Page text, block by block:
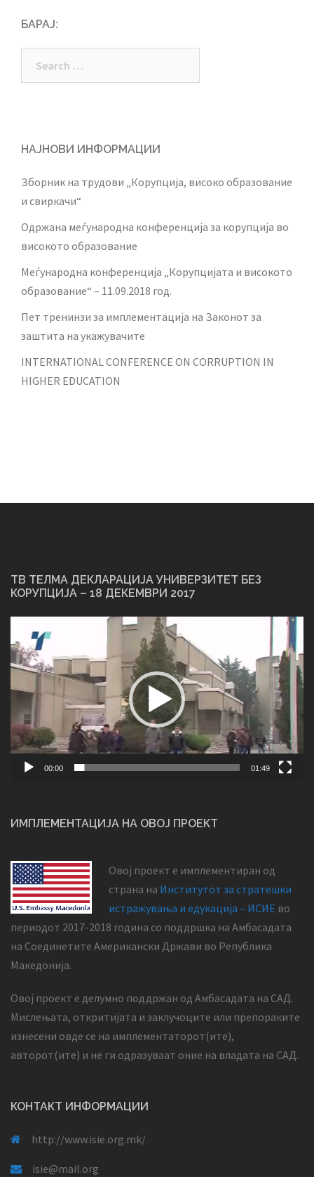
БАРАЈ:
НАЈНОВИ ИНФОРМАЦИИ
Зборник на трудови „Корупција, високо образование
и свиркачи“
Одржана меѓународна конференција за корупција во
високото образование
Меѓународна конференција „Корупцијата и високото
образование“ – 11.09.2018 год.
Пет тренинзи за имплементација на Законот за
заштита на укажувачите
INTERNATIONAL CONFERENCE ON CORRUPTION IN
HIGHER EDUCATION
ТВ ТЕЛМА ДЕКЛАРАЦИЈА УНИВЕРЗИТЕТ БЕЗ
КОРУПЦИЈА – 18 ДЕКЕМВРИ 2017
Player
00:00 01:49
ИМПЛЕМЕНТАЦИЈА НА ОВОЈ ПРОЕКТ
Овој проект е имплементиран од
страна на Институтот за стратешки
истражувања и едукација – ИСИЕ во
периодот 2017-2018 година со поддршка на Амбасадата
на Соединетите Американски Држави во Република
Македонија.
Овој проект е делумно поддржан од Амбасадата на САД.
Мислењата, откритијата и заклучоците или препораките
изнесени овде се на имплементаторот(ите),
авторот(ите) и не ги одразуваат оние на владата на САД.
КОНТАКТ ИНФОРМАЦИИ
http://www.isie.org.mk/
isie@mail.org